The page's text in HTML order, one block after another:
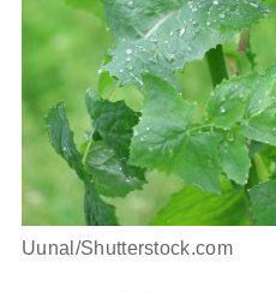
Uunal/Shutterstock.com